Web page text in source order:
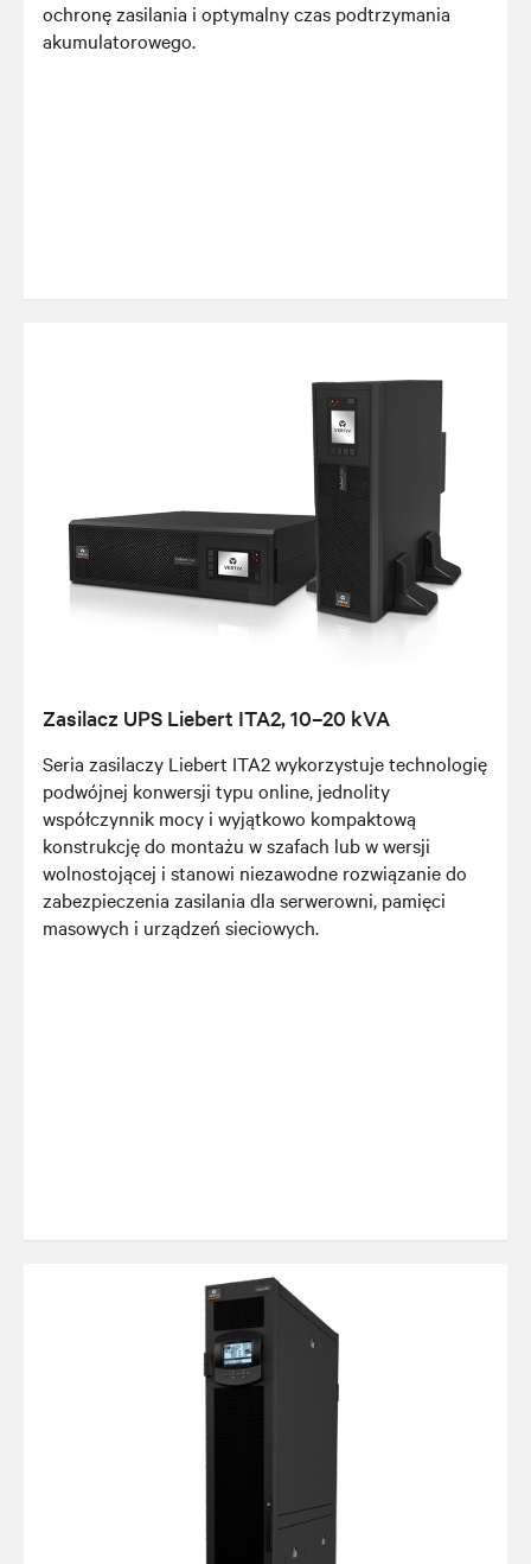
ochronę zasilania i optymalny czas podtrzymania
akumulatorowego.
Zasilacz UPS Liebert ITA2, 10–20 kVA
Seria zasilaczy Liebert ITA2 wykorzystuje technologię
podwójnej konwersji typu online, jednolity
współczynnik mocy i wyjątkowo kompaktową
konstrukcję do montażu w szafach lub w wersji
wolnostojącej i stanowi niezawodne rozwiązanie do
zabezpieczenia zasilania dla serwerowni, pamięci
masowych i urządzeń sieciowych.